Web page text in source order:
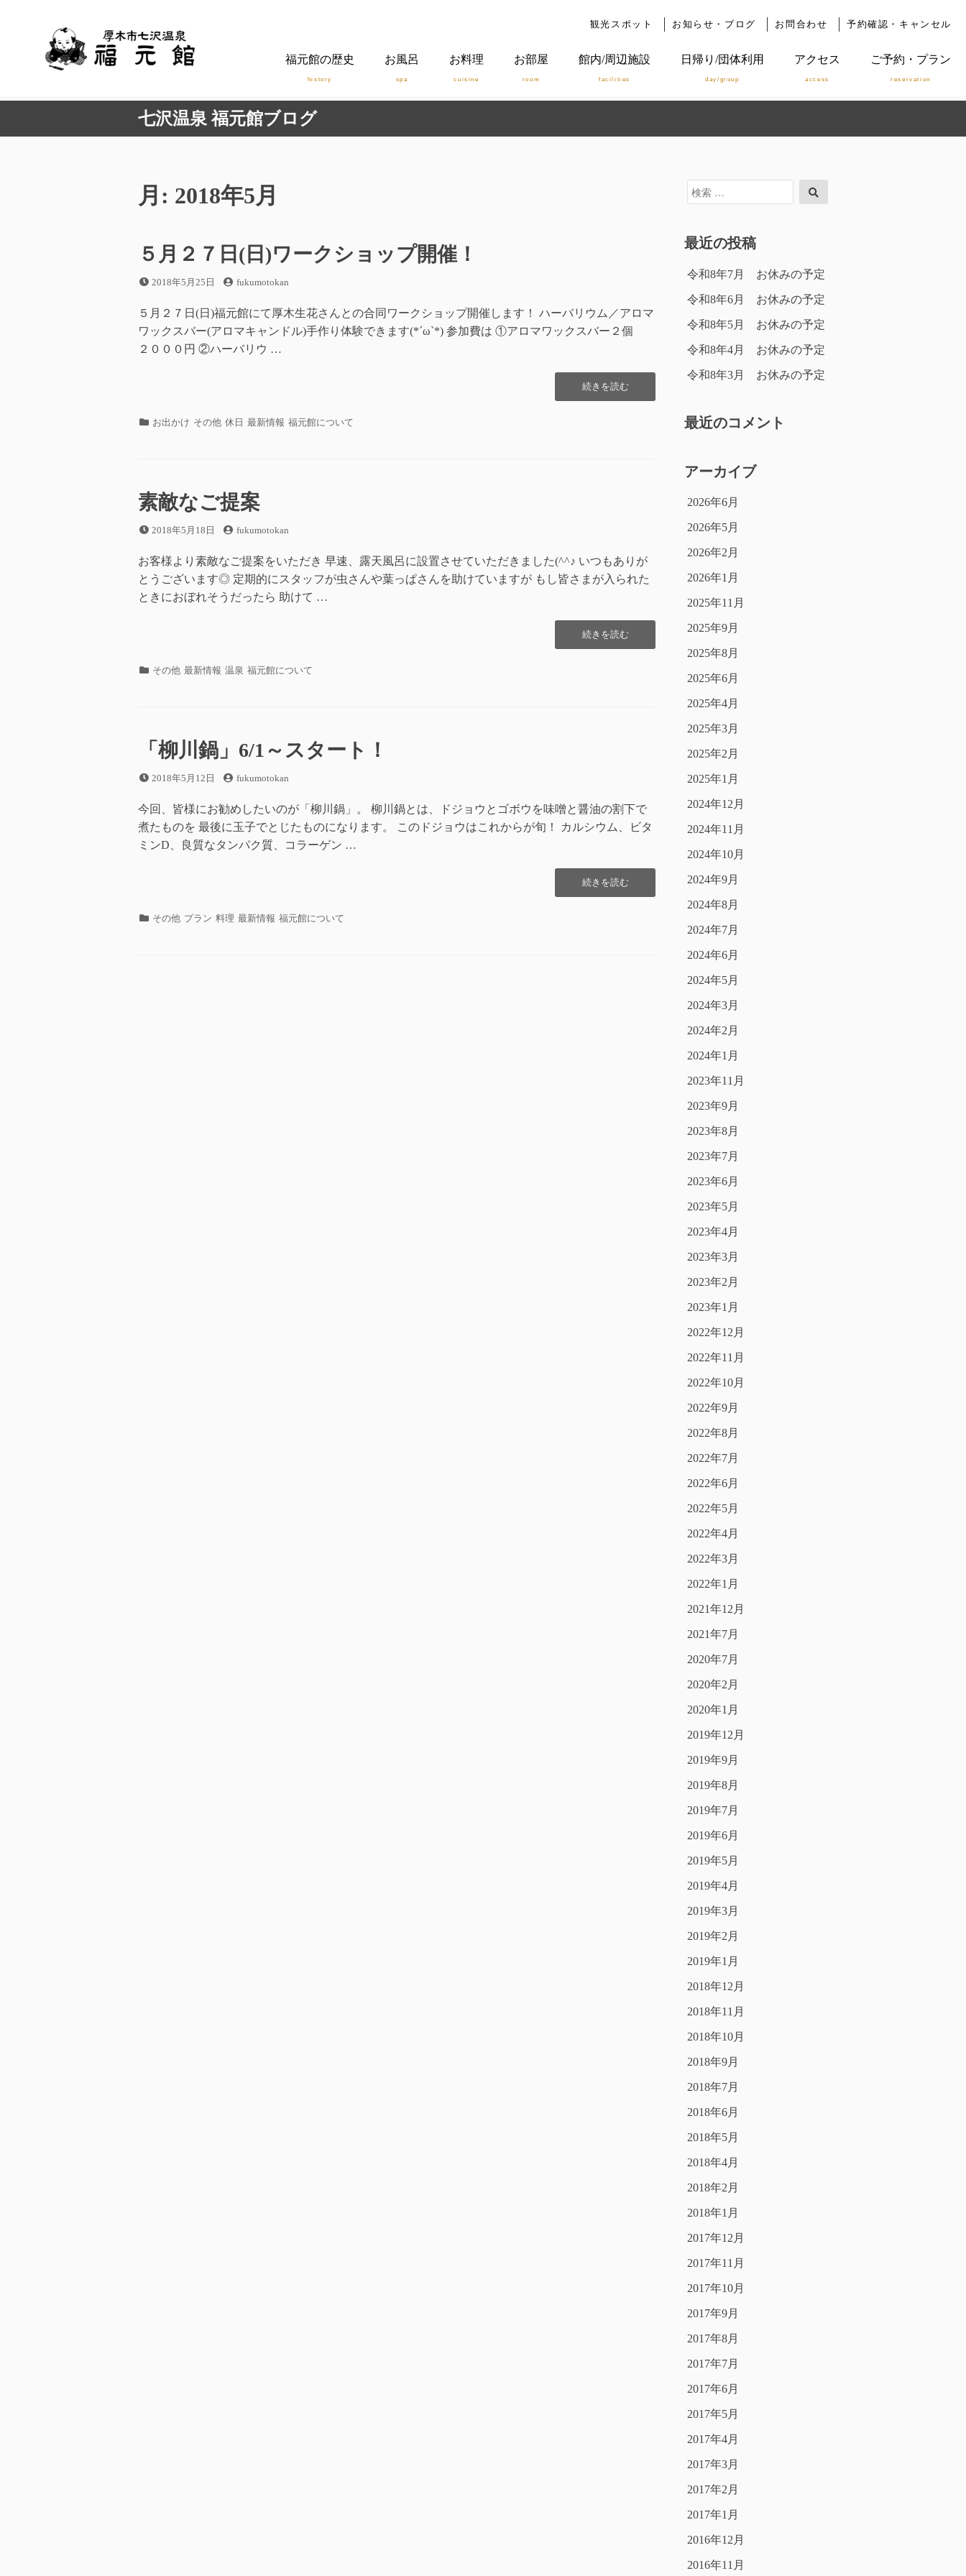
観光スポット お知らせ・ブログ お問合わせ 予約確認・キャンセル
福元館の歴史
history
お風呂
spa
お料理
cuisine
お部屋
room
館内/周辺施設
facilities
日帰り/団体利用
day/group
アクセス
access
ご予約・プラン
reservation
へ
キ
七沢温泉 福元館ブログ
月: 2018年5月
５月２７日(日)ワークショップ開催！
投
日
2018年5月25日
投
者
fukumotokan
５月２７日(日)福元館にて厚木生花さんとの合同ワークショップ開催します！ ハーバリウム／アロマ
ワックスバー(アロマキャンドル)手作り体験できます(*´ω`*) 参加費は ①アロマワックスバー２個
２０００円 ②ハーバリウ …
“５
月
プ
開
催！”の
続きを読む
カ お出かけ その他 休日 最新情報 福元館について
素敵なご提案
投
日
2018年5月18日
投
者
fukumotokan
お客様より素敵なご提案をいただき 早速、露天風呂に設置させていただきました(^^♪ いつもありが
とうございます◎ 定期的にスタッフが虫さんや葉っぱさんを助けていますが もし皆さまが入られた
ときにおぼれそうだったら 助けて …
“素
敵
続きを読む
カ その他 最新情報 温泉 福元館について
「柳川鍋」6/1～スタート！
投
日
2018年5月12日
投
者
fukumotokan
今回、皆様にお勧めしたいのが「柳川鍋」。 柳川鍋とは、ドジョウとゴボウを味噌と醤油の割下で
煮たものを 最後に玉子でとじたものになります。 このドジョウはこれからが旬！ カルシウム、ビタ
ミンD、良質なタンパク質、コラーゲン …
“「柳
川
続きを読む
カ その他 プラン 料理 最新情報 福元館について
検
索
索
最近の投稿
令和8年7月 お休みの予定
令和8年6月 お休みの予定
令和8年5月 お休みの予定
令和8年4月 お休みの予定
令和8年3月 お休みの予定
最近のコメント
アーカイブ
2026年6月
2026年5月
2026年2月
2026年1月
2025年11月
2025年9月
2025年8月
2025年6月
2025年4月
2025年3月
2025年2月
2025年1月
2024年12月
2024年11月
2024年10月
2024年9月
2024年8月
2024年7月
2024年6月
2024年5月
2024年3月
2024年2月
2024年1月
2023年11月
2023年9月
2023年8月
2023年7月
2023年6月
2023年5月
2023年4月
2023年3月
2023年2月
2023年1月
2022年12月
2022年11月
2022年10月
2022年9月
2022年8月
2022年7月
2022年6月
2022年5月
2022年4月
2022年3月
2022年1月
2021年12月
2021年7月
2020年7月
2020年2月
2020年1月
2019年12月
2019年9月
2019年8月
2019年7月
2019年6月
2019年5月
2019年4月
2019年3月
2019年2月
2019年1月
2018年12月
2018年11月
2018年10月
2018年9月
2018年7月
2018年6月
2018年5月
2018年4月
2018年2月
2018年1月
2017年12月
2017年11月
2017年10月
2017年9月
2017年8月
2017年7月
2017年6月
2017年5月
2017年4月
2017年3月
2017年2月
2017年1月
2016年12月
2016年11月